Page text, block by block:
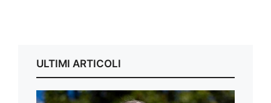
ULTIMI ARTICOLI